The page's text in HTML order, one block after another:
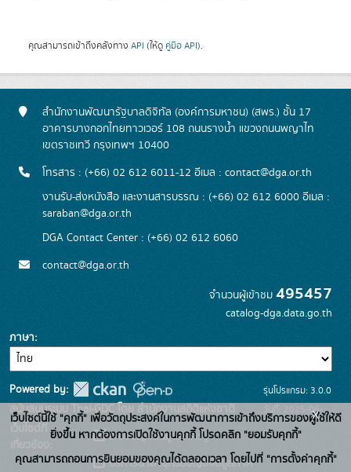
คุณสามารถเข้าถึงคลังทาง API (ให้ดู คู่มือ API).
สำนักงานพัฒนารัฐบาลดิจิทัล (องค์การมหาชน) (สพร.) ชั้น 17
อาคารบางกอกไทยทาวเวอร์ 108 ถนนรางน้ำ แขวงถนนพญาไท
เขตราชเทวี กรุงเทพฯ 10400
โทรสาร : (+66) 02 612 6011-12 อีเมล : contact@dga.or.th
งานรับ-ส่งหนังสือ และงานสารบรรณ : (+66) 02 612 6000 อีเมล :
saraban@dga.or.th
DGA Contact Center : (+66) 02 612 6060
contact@dga.or.th
จำนวนผู้เข้าชม 495457
catalog-dga.data.go.th
ภาษา
Powered by:
สนับสนุนระบบ Thai-GDC โดย สำนักงานสถิติแห่งชาติ
เว็บไซต์ที่
เกี่ยวข้อง:
ระบบบัญชีข้อมูลภาครัฐ
บริการนามานุกรมบัญชีข้อมูลภาค
รุ่นโปรแกรม: 3.0.0
วันที่: 2025-06-
26
เว็บไซต์นี้ใช้ "คุกกี้" เพื่อวัตถุประสงค์ในการพัฒนาการเข้าถึงบริการของผู้ใช้ให้ดี
ยิ่งขึ้น หากต้องการเปิดใช้งานคุกกี้ โปรดคลิก "ยอมรับคุกกี้"
คุณสามารถถอนการยินยอมของคุณได้ตลอดเวลา โดยไปที่ "การตั้งค่าคุกกี้"
x